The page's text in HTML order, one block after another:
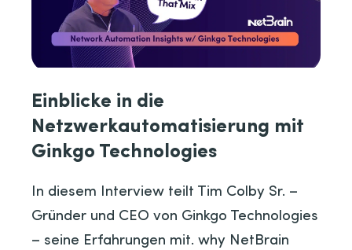
Einblicke in die
Netzwerkautomatisierung mit
Ginkgo Technologies
In diesem Interview teilt Tim Colby Sr. –
Gründer und CEO von Ginkgo Technologies
– seine Erfahrungen mit. why NetBrain